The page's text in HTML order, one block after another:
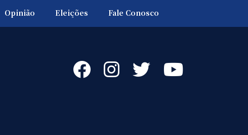
Opinião Eleições Fale Conosco